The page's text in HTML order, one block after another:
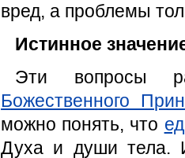
вред, а проблемы
Истинное
Эти вопросы
Божественного
можно понять, что
Духа и души тела.